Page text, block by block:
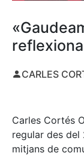
CARLES
Carles Cortés
regular des del
mitjans de